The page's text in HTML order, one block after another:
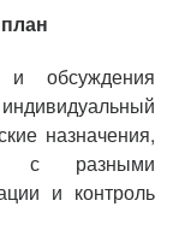
и обсуждения
назначения,
с разными
и контроль